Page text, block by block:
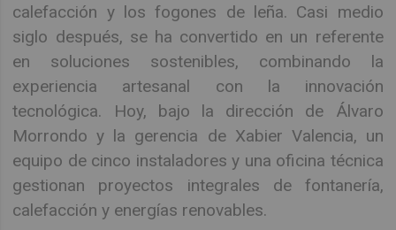
calefacción y los fogones de leña. Casi medio
siglo después, se ha convertido en un referente
en soluciones sostenibles, combinando la
experiencia artesanal con la innovación
tecnológica. Hoy, bajo la dirección de Álvaro
Morrondo y la gerencia de Xabier Valencia, un
equipo de cinco instaladores y una oficina técnica
gestionan proyectos integrales de fontanería,
calefacción y energías renovables.